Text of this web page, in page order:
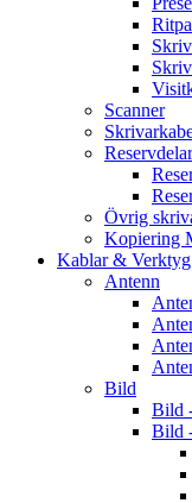
Scanner
Reservdelar
Övrig
Kopiering
Kablar & Verktyg
Antenn
Bild
Bild
Bild